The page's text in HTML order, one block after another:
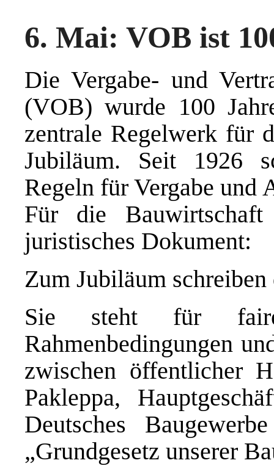
6. Mai: VOB ist
Die Vergabe- und
(VOB) wurde 100
zentrale Regelwerk für
Jubiläum. Seit 1926
Regeln für Vergabe und
Für die
juristisches Dokument:
Zum Jubiläum
Sie steht für faire
Rahmenbedingungen
zwischen öffentlicher
Pakleppa,
Deutsches
„Grundgesetz unserer